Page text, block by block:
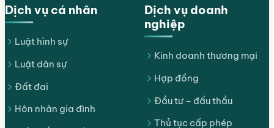
Dịch vụ cá nhân
Luật hình sự
Luật dân sự
Đất đai
Hôn nhân gia đình
Dịch vụ doanh
nghiệp
Kinh doanh thương mại
Hợp đồng
Đầu tư – đấu thầu
Thủ tục cấp phép